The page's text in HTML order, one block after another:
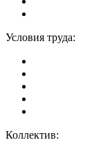
Условия труда:
Коллектив: